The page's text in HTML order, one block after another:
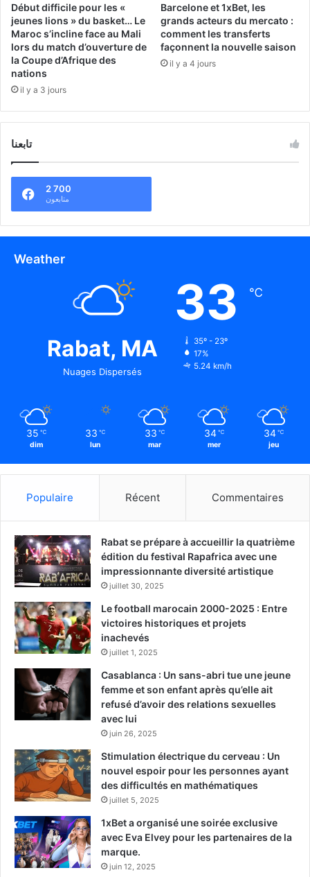
Début difficile pour les «
jeunes lions » du basket… Le
Maroc s’incline face au Mali
lors du match d’ouverture de
la Coupe d’Afrique des
nations
il y a 3 jours
Barcelone et 1xBet, les
grands acteurs du mercato :
comment les transferts
façonnent la nouvelle saison
il y a 4 jours
تابعنا
2 700
متابعون
Weather
Rabat, MA
Nuages Dispersés
33 ℃
35º - 23º
17%
5.24 km/h
35 ℃
dim
33 ℃
lun
33 ℃
mar
34 ℃
mer
34 ℃
jeu
Populaire Récent Commentaires
Rabat se prépare à accueillir la quatrième
édition du festival Rapafrica avec une
impressionnante diversité artistique
juillet 30, 2025
Le football marocain 2000-2025 : Entre
victoires historiques et projets
inachevés
juillet 1, 2025
Casablanca : Un sans-abri tue une jeune
femme et son enfant après qu’elle ait
refusé d’avoir des relations sexuelles
avec lui
juin 26, 2025
Stimulation électrique du cerveau : Un
nouvel espoir pour les personnes ayant
des difficultés en mathématiques
juillet 5, 2025
1xBet a organisé une soirée exclusive
avec Eva Elvey pour les partenaires de la
marque.
juin 12, 2025